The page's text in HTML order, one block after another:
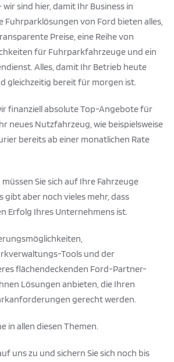
sind hier, damit Ihr Business in
Fuhrparklösungen von Ford bieten alles,
Preise, eine Reihe von
für Fuhrparkfahrzeuge und ein
Alles, damit Ihr Betrieb heute
gleichzeitig bereit für morgen ist.
finanziell absolute Top-Angebote für
neues Nutzfahrzeug, wie beispielsweise
bereits ab einer monatlichen Rate
Sie sich auf Ihre Fahrzeuge
gibt aber noch vieles mehr, dass
Erfolg Ihres Unternehmens ist.
Tools und der
flächendeckenden Ford-Partner-
Lösungen anbieten, die Ihren
gerecht werden.
in allen diesen Themen.
uns zu und sichern Sie sich noch bis